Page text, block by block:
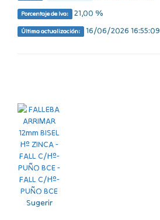
Porcentaje de Iva: 21,00 %
Última actualización: 16/06/2026 16:55:09
Sugerir